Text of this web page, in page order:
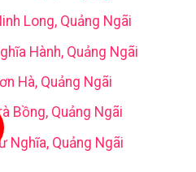
Long, Quảng Ngãi
Hành, Quảng Ngãi
Hà, Quảng Ngãi
Bồng, Quảng Ngãi
Nghĩa, Quảng Ngãi